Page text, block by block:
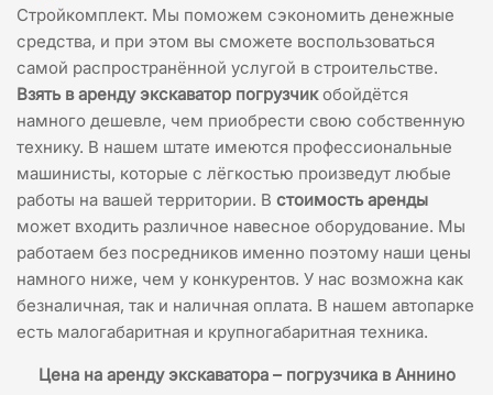
Стройкомплект. Мы поможем сэкономить денежные
средства, и при этом вы сможете воспользоваться
самой распространённой услугой в строительстве.
Взять в аренду экскаватор погрузчикобойдётся
намного дешевле, чем приобрести свою собственную
технику. В нашем штате имеются профессиональные
машинисты, которые с лёгкостью произведут любые
работы на вашей территории. В стоимость аренды
может входить различное навесное оборудование. Мы
работаем без посредников именно поэтому наши цены
намного ниже, чем у конкурентов. У нас возможна как
безналичная, так и наличная оплата. В нашем автопарке
есть малогабаритная и крупногабаритная техника.
Цена на аренду экскаватора – погрузчика в Аннино